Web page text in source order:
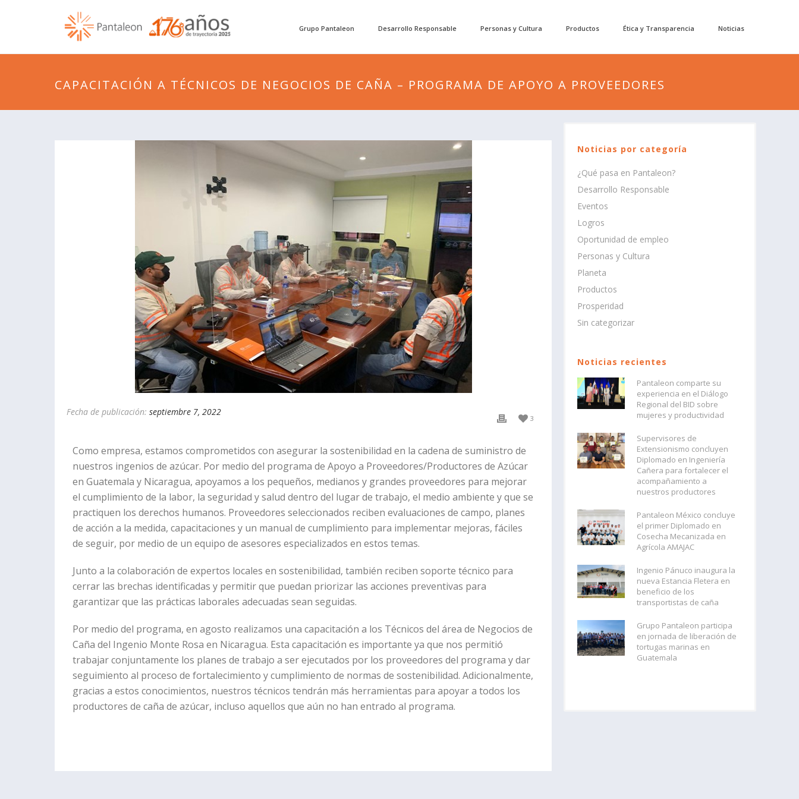
Grupo Pantaleon Desarrollo Responsable Personas y Cultura Productos Ética y Transparencia Noticias
CAPACITACIÓN A TÉCNICOS DE NEGOCIOS DE CAÑA – PROGRAMA DE APOYO A PROVEEDORES
Fecha de publicación: septiembre 7, 2022
3
Como empresa, estamos comprometidos con asegurar la sostenibilidad en la cadena de suministro de
nuestros ingenios de azúcar. Por medio del programa de Apoyo a Proveedores/Productores de Azúcar
en Guatemala y Nicaragua, apoyamos a los pequeños, medianos y grandes proveedores para mejorar
el cumplimiento de la labor, la seguridad y salud dentro del lugar de trabajo, el medio ambiente y que se
practiquen los derechos humanos. Proveedores seleccionados reciben evaluaciones de campo, planes
de acción a la medida, capacitaciones y un manual de cumplimiento para implementar mejoras, fáciles
de seguir, por medio de un equipo de asesores especializados en estos temas.
Junto a la colaboración de expertos locales en sostenibilidad, también reciben soporte técnico para
cerrar las brechas identificadas y permitir que puedan priorizar las acciones preventivas para
garantizar que las prácticas laborales adecuadas sean seguidas.
Por medio del programa, en agosto realizamos una capacitación a los Técnicos del área de Negocios de
Caña del Ingenio Monte Rosa en Nicaragua. Esta capacitación es importante ya que nos permitió
trabajar conjuntamente los planes de trabajo a ser ejecutados por los proveedores del programa y dar
seguimiento al proceso de fortalecimiento y cumplimiento de normas de sostenibilidad. Adicionalmente,
gracias a estos conocimientos, nuestros técnicos tendrán más herramientas para apoyar a todos los
productores de caña de azúcar, incluso aquellos que aún no han entrado al programa.
Noticias por categoría
¿Qué pasa en Pantaleon?
Desarrollo Responsable
Eventos
Logros
Oportunidad de empleo
Personas y Cultura
Planeta
Productos
Prosperidad
Sin categorizar
Noticias recientes
Pantaleon comparte su
experiencia en el Diálogo
Regional del BID sobre
mujeres y productividad
Supervisores de
Extensionismo concluyen
Diplomado en Ingeniería
Cañera para fortalecer el
acompañamiento a
nuestros productores
Pantaleon México concluye
el primer Diplomado en
Cosecha Mecanizada en
Agrícola AMAJAC
Ingenio Pánuco inaugura la
nueva Estancia Fletera en
beneficio de los
transportistas de caña
Grupo Pantaleon participa
en jornada de liberación de
tortugas marinas en
Guatemala